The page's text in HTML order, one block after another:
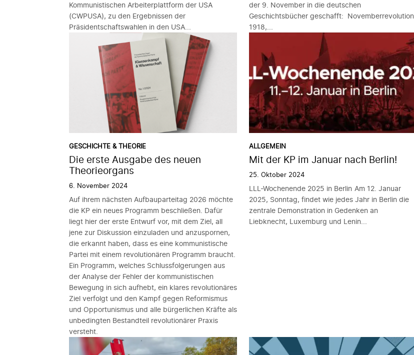
Kommunistischen Arbeiterplattform der USA
(CWPUSA), zu den Ergebnissen der
Präsidentschaftswahlen in den USA...
der 9. November in die deutschen
Geschichtsbücher geschafft: Novemberrevolution
1918,...
GESCHICHTE & THEORIE
Die erste Ausgabe des neuen
Theorieorgans
6. November 2024
Auf ihrem nächsten Aufbauparteitag 2026 möchte
die KP ein neues Programm beschließen. Dafür
liegt hier der erste Entwurf vor, mit dem Ziel, all
jene zur Diskussion einzuladen und anzuspornen,
die erkannt haben, dass es eine kommunistische
Partei mit einem revolutionären Programm braucht.
Ein Programm, welches Schlussfolgerungen aus
der Analyse der Fehler der kommunistischen
Bewegung in sich aufhebt, ein klares revolutionäres
Ziel verfolgt und den Kampf gegen Reformismus
und Opportunismus und alle bürgerlichen Kräfte als
unbedingten Bestandteil revolutionärer Praxis
versteht.
ALLGEMEIN
Mit der KP im Januar nach Berlin!
25. Oktober 2024
LLL-Wochenende 2025 in Berlin Am 12. Januar
2025, Sonntag, findet wie jedes Jahr in Berlin die
zentrale Demonstration in Gedenken an
Liebknecht, Luxemburg und Lenin...